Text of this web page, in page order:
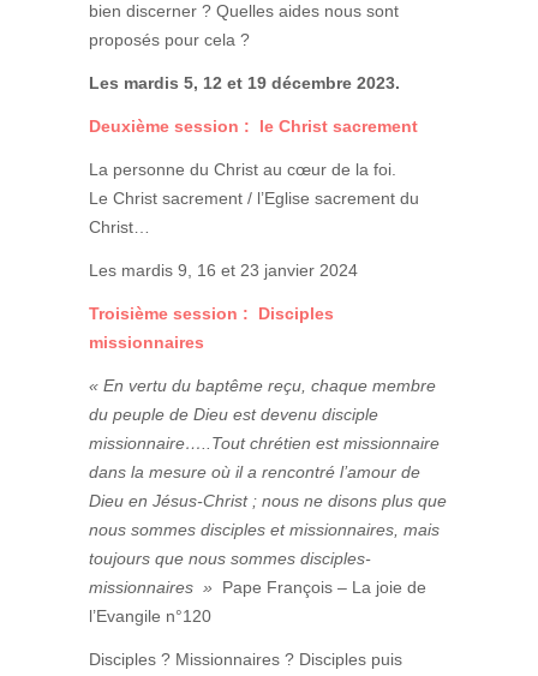
bien discerner ? Quelles aides nous sont
proposés pour cela ?
Les mardis 5, 12 et 19 décembre 2023.
Deuxième session : le Christ sacrement
La personne du Christ au cœur de la foi.
Le Christ sacrement / l’Eglise sacrement du
Christ…
Les mardis 9, 16 et 23 janvier 2024
Troisième session : Disciples
missionnaires
« En vertu du baptême reçu, chaque membre
du peuple de Dieu est devenu disciple
missionnaire…..Tout chrétien est missionnaire
dans la mesure où il a rencontré l’amour de
Dieu en Jésus-Christ ; nous ne disons plus que
nous sommes disciples et missionnaires, mais
toujours que nous sommes disciples-
missionnaires »
Pape François – La joie de
l’Evangile n°120
Disciples ? Missionnaires ? Disciples puis